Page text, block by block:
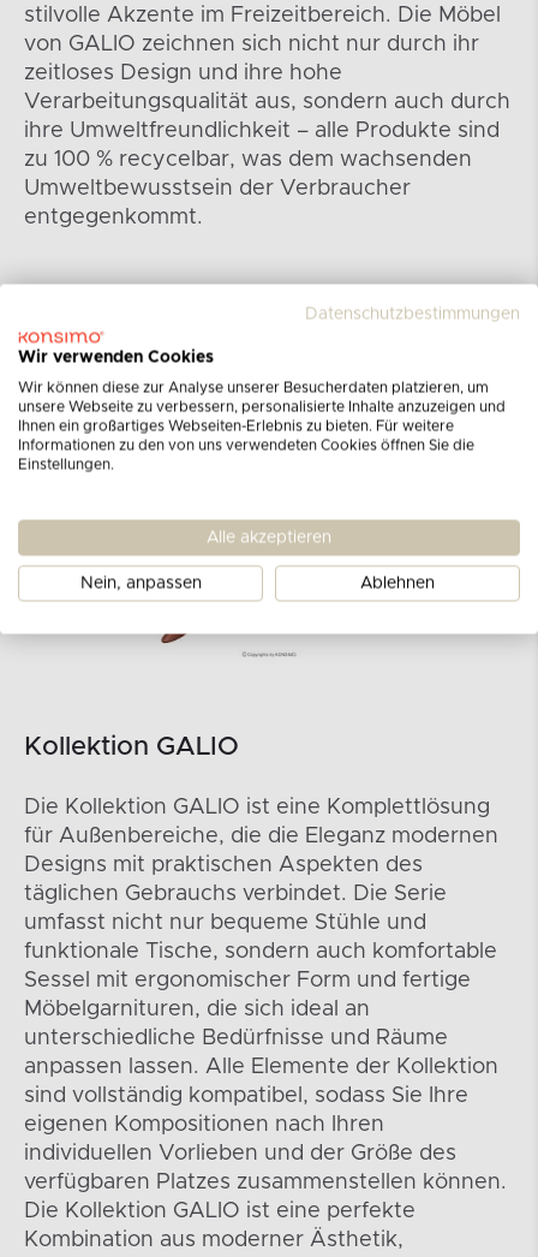
stilvolle Akzente im Freizeitbereich. Die Möbel
von GALIO zeichnen sich nicht nur durch ihr
zeitloses Design und ihre hohe
Verarbeitungsqualität aus, sondern auch durch
ihre Umweltfreundlichkeit – alle Produkte sind
zu 100 % recycelbar, was dem wachsenden
Umweltbewusstsein der Verbraucher
entgegenkommt.
Kollektion GALIO
Die Kollektion GALIO ist eine Komplettlösung
für Außenbereiche, die die Eleganz modernen
Designs mit praktischen Aspekten des
täglichen Gebrauchs verbindet. Die Serie
umfasst nicht nur bequeme Stühle und
funktionale Tische, sondern auch komfortable
Sessel mit ergonomischer Form und fertige
Möbelgarnituren, die sich ideal an
unterschiedliche Bedürfnisse und Räume
anpassen lassen. Alle Elemente der Kollektion
sind vollständig kompatibel, sodass Sie Ihre
eigenen Kompositionen nach Ihren
individuellen Vorlieben und der Größe des
verfügbaren Platzes zusammenstellen können.
Die Kollektion GALIO ist eine perfekte
Kombination aus moderner Ästhetik,
Datenschutzbestimmungen
Wir verwenden Cookies
Wir können diese zur Analyse unserer Besucherdaten platzieren, um
unsere Webseite zu verbessern, personalisierte Inhalte anzuzeigen und
Ihnen ein großartiges Webseiten-Erlebnis zu bieten. Für weitere
Informationen zu den von uns verwendeten Cookies öffnen Sie die
Einstellungen.
Alle akzeptieren
Nein, anpassen Ablehnen